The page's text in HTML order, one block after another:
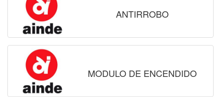
ANTIRROBO
MODULO DE ENCENDIDO